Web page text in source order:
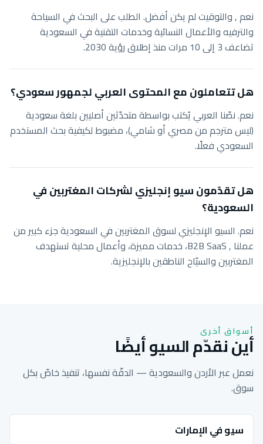
نعم , والتوقيت لم يكن أفضل. الطلب على البحث في السياحة
والترفيه والأعمال النسائية وخدمات التقنية في السعودية
تضاعف 3 إلى 10 مرات منذ إطلاق رؤية 2030.
هل تتعاملون مع المحتوى العربي لجمهور سعودي؟
نعم. نصّنا العربي يُكتب بواسطة متحدّثين أصليين بلغة سعودية
(ليس مترجم من مصري أو شامي)، مضبوط لكيفية بحث المستخدم
السعودي فعلًا.
هل تقدّمون سيو إنجليزي لشركات المغتربين في
السعودية؟
نعم. السيو الإنجليزي لسوق المغتربين في السعودية جزء كبير من
عملنا , B2B SaaS، خدمات مميزة، وأعمال محلية تستهدف
المغتربين والسيّاح الناطقين بالإنجليزية.
أسواق أخرى
أين نقدّم السيو أيضًا
نعمل عبر الأردن والسعودية — الدقّة نفسها، تنفيذ خاصّ بكل
سوق.
سيو في الإمارات